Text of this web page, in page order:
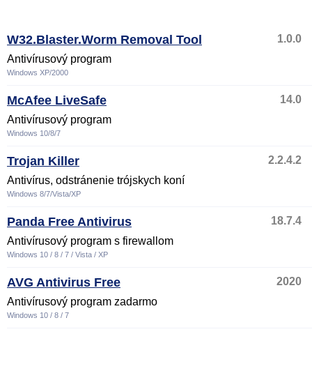
W32.Blaster.Worm Removal Tool
1.0.0
Antivírusový program
Windows XP/2000
McAfee LiveSafe
14.0
Antivírusový program
Windows 10/8/7
Trojan Killer
2.2.4.2
Antivírus, odstránenie trójskych koní
Windows 8/7/Vista/XP
Panda Free Antivirus
18.7.4
Antivírusový program s firewallom
Windows 10 / 8 / 7 / Vista / XP
AVG Antivirus Free
2020
Antivírusový program zadarmo
Windows 10 / 8 / 7